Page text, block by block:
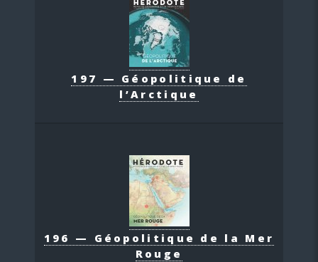
197 — Géopolitique de
l’Arctique
196 — Géopolitique de la Mer
Rouge